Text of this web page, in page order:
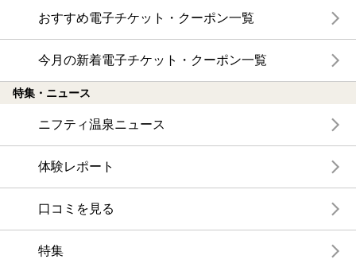
おすすめ電子チケット・クーポン一覧
今月の新着電子チケット・クーポン一覧
特集・ニュース
ニフティ温泉ニュース
体験レポート
口コミを見る
特集